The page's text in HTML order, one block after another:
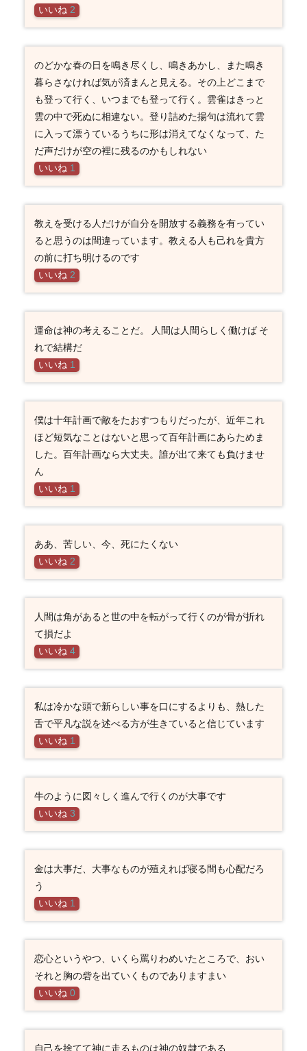
いいね 2
のどかな春の日を鳴き尽くし、鳴きあかし、また鳴き
暮らさなければ気が済まんと見える。その上どこまで
も登って行く、いつまでも登って行く。雲雀はきっと
雲の中で死ぬに相違ない。登り詰めた揚句は流れて雲
に入って漂うているうちに形は消えてなくなって、た
だ声だけが空の裡に残るのかもしれない
いいね 1
教えを受ける人だけが自分を開放する義務を有ってい
ると思うのは間違っています。教える人も己れを貴方
の前に打ち明けるのです
いいね 2
運命は神の考えることだ。 人間は人間らしく働けば そ
れで結構だ
いいね 1
僕は十年計画で敵をたおすつもりだったが、近年これ
ほど短気なことはないと思って百年計画にあらためま
した。百年計画なら大丈夫。誰が出て来ても負けませ
ん
いいね 1
ああ、苦しい、今、死にたくない
いいね 2
人間は角があると世の中を転がって行くのが骨が折れ
て損だよ
いいね 4
私は冷かな頭で新らしい事を口にするよりも、熱した
舌で平凡な説を述べる方が生きていると信じています
いいね 1
牛のように図々しく進んで行くのが大事です
いいね 3
金は大事だ、大事なものが殖えれば寝る間も心配だろ
う
いいね 1
恋心というやつ、いくら罵りわめいたところで、おい
それと胸の砦を出ていくものでありますまい
いいね 0
自己を捨てて神に走るものは神の奴隷である